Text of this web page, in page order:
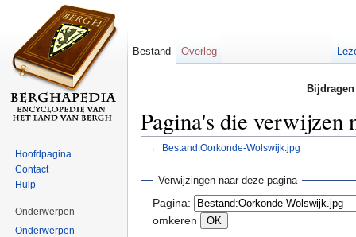
Pagina's die
← Bestand:Oorkonde-Wolswijk.jpg
Verwijzingen naar deze pagina
Pagina:
omkeren
Bestand Overleg
Hoofdpagina
Contact
Hulp
Onderwerpen
Onderwerpen